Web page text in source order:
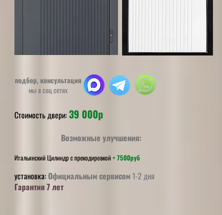
подбор, консультация
мы в соц сетях
Стоимость двери:39 000р
Возможные улучшения:
Итальянский Цилиндр с прекодировкой+ 7500руб
установка: Официальным сервисом1-2 дня
Гарантия 7 лет